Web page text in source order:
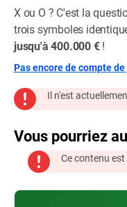
X ou O ? C'est la
trois symboles
jusqu'à 400.000 €!
Pas encore de compte de
Il n'est
Vous pourriez
Ce contenu